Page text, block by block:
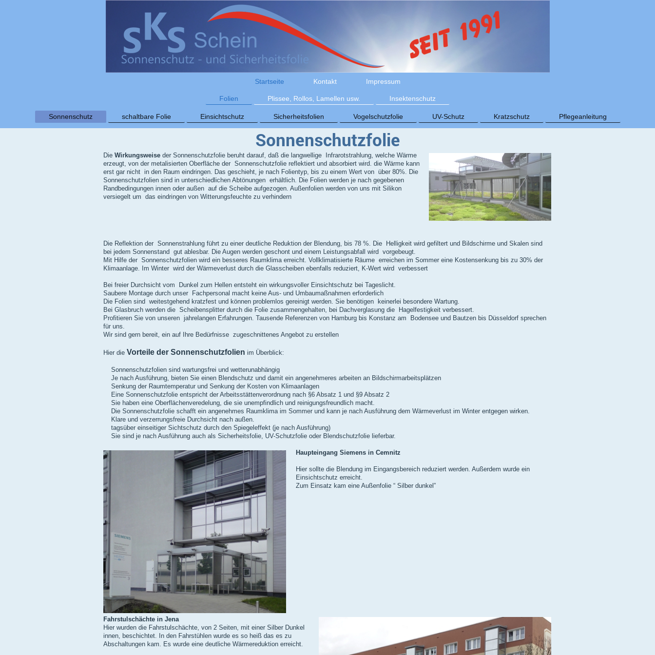
Startseite Kontakt Impressum
Folien Plissee, Rollos, Lamellen usw. Insektenschutz
Sonnenschutz schaltbare Folie Einsichtschutz Sicherheitsfolien Vogelschutzfolie UV-Schutz Kratzschutz Pflegeanleitung
Sonnenschutzfolie
Die Wirkungsweise der Sonnenschutzfolie beruht darauf, daß die langwellige Infrarotstrahlung, welche Wärme
erzeugt, von der metalisierten Oberfläche der Sonnenschutzfolie reflektiert und absorbiert wird. die Wärme kann
erst gar nicht in den Raum eindringen. Das geschieht, je nach Folientyp, bis zu einem Wert von über 80%. Die
Sonnenschutzfolien sind in unterschiedlichen Abtönungen erhältlich. Die Folien werden je nach gegebenen
Randbedingungen innen oder außen auf die Scheibe aufgezogen. Außenfolien werden von uns mit Silikon
versiegelt um das eindringen von Witterungsfeuchte zu verhindern
Die Reflektion der Sonnenstrahlung führt zu einer deutliche Reduktion der Blendung, bis 78 %. Die Helligkeit wird gefiltert und Bildschirme und Skalen sind
bei jedem Sonnenstand gut ablesbar. Die Augen werden geschont und einem Leistungsabfall wird vorgebeugt.
Mit Hilfe der Sonnenschutzfolien wird ein besseres Raumklima erreicht. Vollklimatisierte Räume erreichen im Sommer eine Kostensenkung bis zu 30% der
Klimaanlage. Im Winter wird der Wärmeverlust durch die Glasscheiben ebenfalls reduziert, K-Wert wird verbessert
Bei freier Durchsicht vom Dunkel zum Hellen entsteht ein wirkungsvoller Einsichtschutz bei Tageslicht.
Saubere Montage durch unser Fachpersonal macht keine Aus- und Umbaumaßnahmen erforderlich
Die Folien sind weitestgehend kratzfest und können problemlos gereinigt werden. Sie benötigen keinerlei besondere Wartung.
Bei Glasbruch werden die Scheibensplitter durch die Folie zusammengehalten, bei Dachverglasung die Hagelfestigkeit verbessert.
Profitieren Sie von unseren jahrelangen Erfahrungen. Tausende Referenzen von Hamburg bis Konstanz am Bodensee und Bautzen bis Düsseldorf sprechen
für uns.
Wir sind gern bereit, ein auf Ihre Bedürfnisse zugeschnittenes Angebot zu erstellen
Hier die Vorteile der Sonnenschutzfolien im Überblick:
Sonnenschutzfolien sind wartungsfrei und wetterunabhängig
Je nach Ausführung, bieten Sie einen Blendschutz und damit ein angenehmeres arbeiten an Bildschirmarbeitsplätzen
Senkung der Raumtemperatur und Senkung der Kosten von Klimaanlagen
Eine Sonnenschutzfolie entspricht der Arbeitsstättenverordnung nach §6 Absatz 1 und §9 Absatz 2
Sie haben eine Oberflächenveredelung, die sie unempfindlich und reinigungsfreundlich macht.
Die Sonnenschutzfolie schafft ein angenehmes Raumklima im Sommer und kann je nach Ausführung dem Wärmeverlust im Winter entgegen wirken.
Klare und verzerrungsfreie Durchsicht nach außen.
tagsüber einseitiger Sichtschutz durch den Spiegeleffekt (je nach Ausführung)
Sie sind je nach Ausführung auch als Sicherheitsfolie, UV-Schutzfolie oder Blendschutzfolie lieferbar.
Haupteingang Siemens in Cemnitz
Hier sollte die Blendung im Eingangsbereich reduziert werden. Außerdem wurde ein
Einsichtschutz erreicht.
Zum Einsatz kam eine Außenfolie “ Silber dunkel”
Fahrstulschächte in Jena
Hier wurden die Fahrstulschächte, von 2 Seiten, mit einer Silber Dunkel
innen, beschichtet. In den Fahrstühlen wurde es so heiß das es zu
Abschaltungen kam. Es wurde eine deutliche Wärmereduktion erreicht.